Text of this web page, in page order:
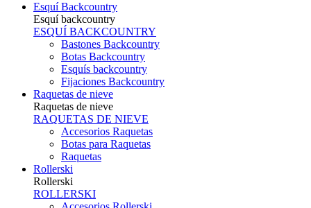
Esquí Backcountry
Esquí backcountry
ESQUÍ BACKCOUNTRY
Bastones Backcountry
Botas Backcountry
Esquís backcountry
Fijaciones Backcountry
Raquetas de nieve
Raquetas de nieve
RAQUETAS DE NIEVE
Accesorios Raquetas
Botas para Raquetas
Raquetas
Rollerski
Rollerski
ROLLERSKI